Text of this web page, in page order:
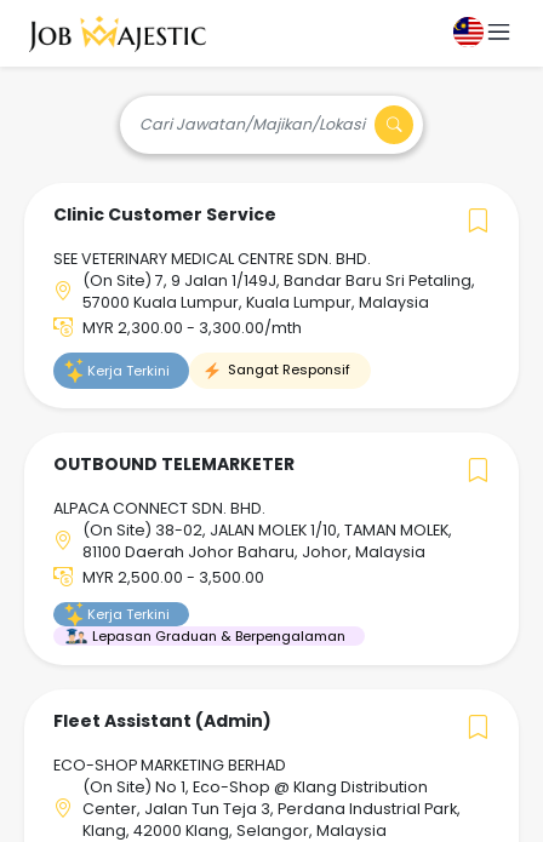
Cari Jawatan/Majikan/Lokasi
Clinic Customer Service
SEE VETERINARY MEDICAL CENTRE SDN. BHD.
(On Site) 7, 9 Jalan 1/149J, Bandar Baru Sri Petaling,
57000 Kuala Lumpur, Kuala Lumpur, Malaysia
MYR 2,300.00 - 3,300.00/mth
Kerja Terkini Sangat Responsif
OUTBOUND TELEMARKETER
ALPACA CONNECT SDN. BHD.
(On Site) 38-02, JALAN MOLEK 1/10, TAMAN MOLEK,
81100 Daerah Johor Baharu, Johor, Malaysia
MYR 2,500.00 - 3,500.00
Kerja Terkini
Lepasan Graduan & Berpengalaman
Fleet Assistant (Admin)
ECO-SHOP MARKETING BERHAD
(On Site) No 1, Eco-Shop @ Klang Distribution
Center, Jalan Tun Teja 3, Perdana Industrial Park,
Klang, 42000 Klang, Selangor, Malaysia